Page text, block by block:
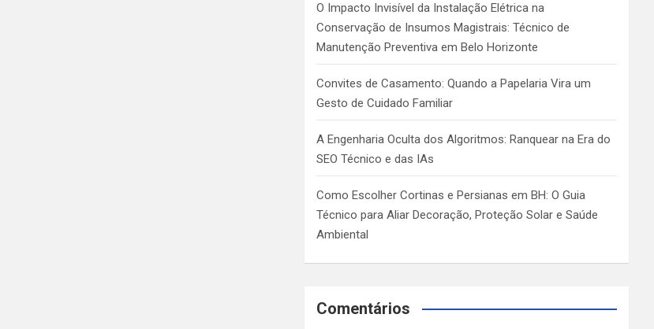
O Impacto Invisível da Instalação Elétrica na
Conservação de Insumos Magistrais: Técnico de
Manutenção Preventiva em Belo Horizonte
Convites de Casamento: Quando a Papelaria Vira um
Gesto de Cuidado Familiar
A Engenharia Oculta dos Algoritmos: Ranquear na Era do
SEO Técnico e das IAs
Como Escolher Cortinas e Persianas em BH: O Guia
Técnico para Aliar Decoração, Proteção Solar e Saúde
Ambiental
Comentários